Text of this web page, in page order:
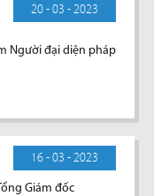
20 - 03 - 2023
Người đại diện pháp
16 - 03 - 2023
Giám đốc